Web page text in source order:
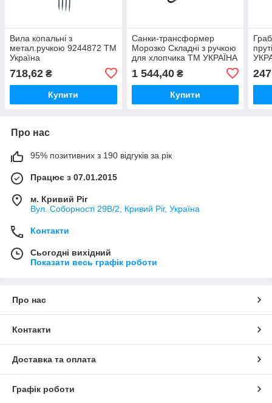
Вила копальні з
метал.ручкою 9244872 ТМ
Україна
718,62 ₴
Купити
Санки-трансформер
Морозко Складні з ручкою
для хлопчика ТМ УКРАЇНА
1 544,40₴
Купити
Про нас
95% позитивних з 190 відгуків за рік
Працює з 07.01.2015
м. Кривий Ріг
Вул. Соборності 29В/2, Кривий Ріг, Україна
Контакти
Сьогодні вихідний
Показати весь графік роботи
Про нас
Контакти
Доставка та оплата
Графік роботи